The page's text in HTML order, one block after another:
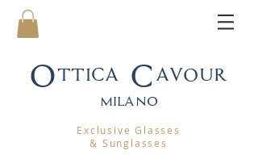
Ottica Cavour
milano
Exclusive Glasses
& Sunglasses